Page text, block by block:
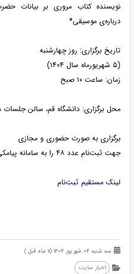
نویسنده کتاب مروری بر بیانات
درباره‌ی موسیقی*
تاریخ برگزاری: روز چهارشنبه
(۵ شهریورماه سال ۱۴۰۴)
زمان: ساعت ۱۰ صبح
محل برگزاری: دانشگاه قم، سالن
برگزاری به صورت حضوری و مجازی
جهت ثبت‌نام عدد ۴۸ را به سامانه پیامکی ۳۰۰۰۲۵۷۶۰۱ ارسال نمایید.
لینک مستقیم ثبت‌نام
سه شنبه 04 شهریور 1404 (11 ماه قبل )
اخبار سایت